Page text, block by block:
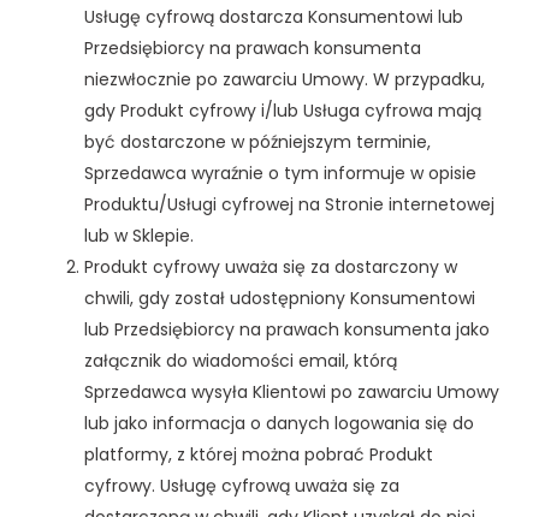
Usługę cyfrową dostarcza Konsumentowi lub
Przedsiębiorcy na prawach konsumenta
niezwłocznie po zawarciu Umowy. W przypadku,
gdy Produkt cyfrowy i/lub Usługa cyfrowa mają
być dostarczone w późniejszym terminie,
Sprzedawca wyraźnie o tym informuje w opisie
Produktu/Usługi cyfrowej na Stronie internetowej
lub w Sklepie.
Produkt cyfrowy uważa się za dostarczony w
chwili, gdy został udostępniony Konsumentowi
lub Przedsiębiorcy na prawach konsumenta jako
załącznik do wiadomości email, którą
Sprzedawca wysyła Klientowi po zawarciu Umowy
lub jako informacja o danych logowania się do
platformy, z której można pobrać Produkt
cyfrowy. Usługę cyfrową uważa się za